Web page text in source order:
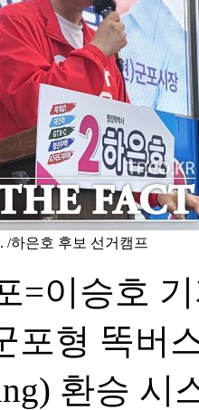
/하은호 후보 선거캠프
=이승호
포형 똑버
환승 시